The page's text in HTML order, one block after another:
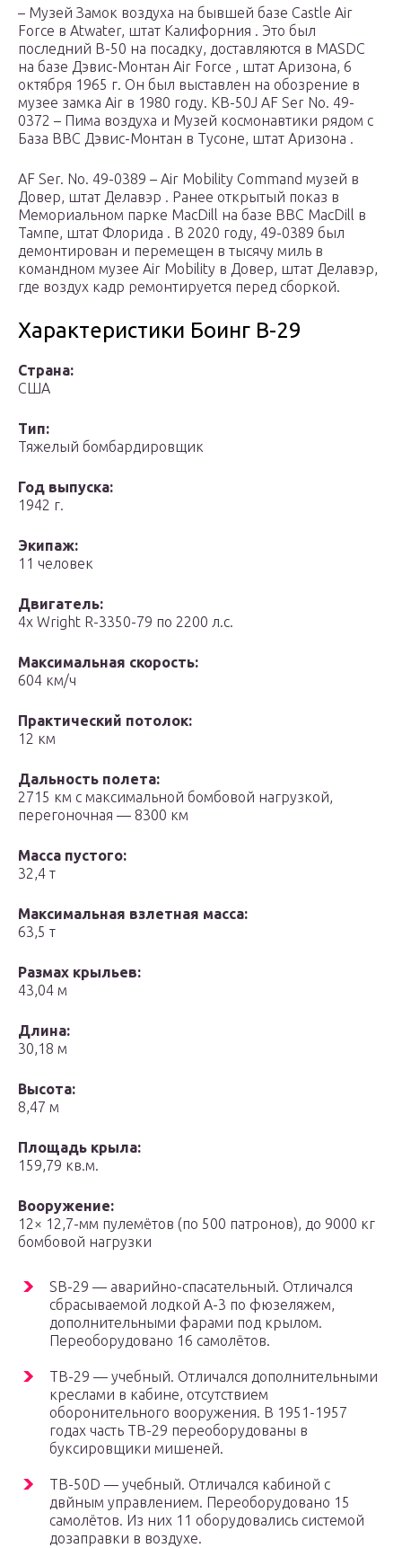
– Музей Замок воздуха на бывшей базе Castle Air
Force в Atwater, штат Калифорния . Это был
последний B-50 на посадку, доставляются в MASDC
на базе Дэвис-Монтан Air Force , штат Аризона, 6
октября 1965 г. Он был выставлен на обозрение в
музее замка Air в 1980 году. KB-50J AF Ser No. 49-
0372 – Пима воздуха и Музей космонавтики рядом с
База ВВС Дэвис-Монтан в Тусоне, штат Аризона .
AF Ser. No. 49-0389 – Air Mobility Command музей в
Довер, штат Делавэр . Ранее открытый показ в
Мемориальном парке MacDill на базе ВВС MacDill в
Тампе, штат Флорида . В 2020 году, 49-0389 был
демонтирован и перемещен в тысячу миль в
командном музее Air Mobility в Довер, штат Делавэр,
где воздух кадр ремонтируется перед сборкой.
Характеристики Боинг B-29
Страна:
США
Тип:
Тяжелый бомбардировщик
Год выпуска:
1942 г.
Экипаж:
11 человек
Двигатель:
4х Wright R-3350-79 по 2200 л.с.
Максимальная скорость:
604 км/ч
Практический потолок:
12 км
Дальность полета:
2715 км с максимальной бомбовой нагрузкой,
перегоночная — 8300 км
Масса пустого:
32,4 т
Максимальная взлетная масса:
63,5 т
Размах крыльев:
43,04 м
Длина:
30,18 м
Высота:
8,47 м
Площадь крыла:
159,79 кв.м.
Вооружение:
12× 12,7-мм пулемётов (по 500 патронов), до 9000 кг
бомбовой нагрузки
SB-29 — аварийно-спасательный. Отличался
сбрасываемой лодкой A-3 по фюзеляжем,
дополнительными фарами под крылом.
Переоборудовано 16 самолётов.
TB-29 — учебный. Отличался дополнительными
креслами в кабине, отсутствием
оборонительного вооружения. В 1951-1957
годах часть TB-29 переоборудованы в
буксировщики мишеней.
TB-50D — учебный. Отличался кабиной с
двйным управлением. Переоборудовано 15
самолётов. Из них 11 оборудовались системой
дозаправки в воздухе.